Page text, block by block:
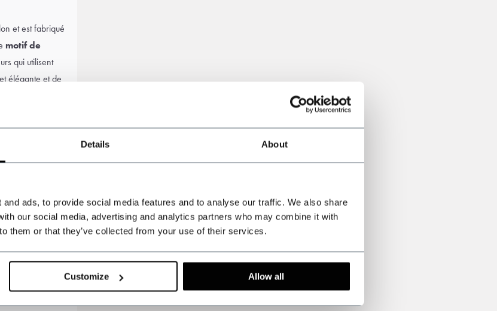
Details About
ads, to provide social media features and to analyse our traffic. We also share
our social media, advertising and analytics partners who may combine it with
them or that they’ve collected from your use of their services.
Customize Allow all
et est fabriqué
motif de
qui utilisent
élégante et de
à votre
Et bien sûr,
Blinders!.
Shelby
et obtenez
Avant de